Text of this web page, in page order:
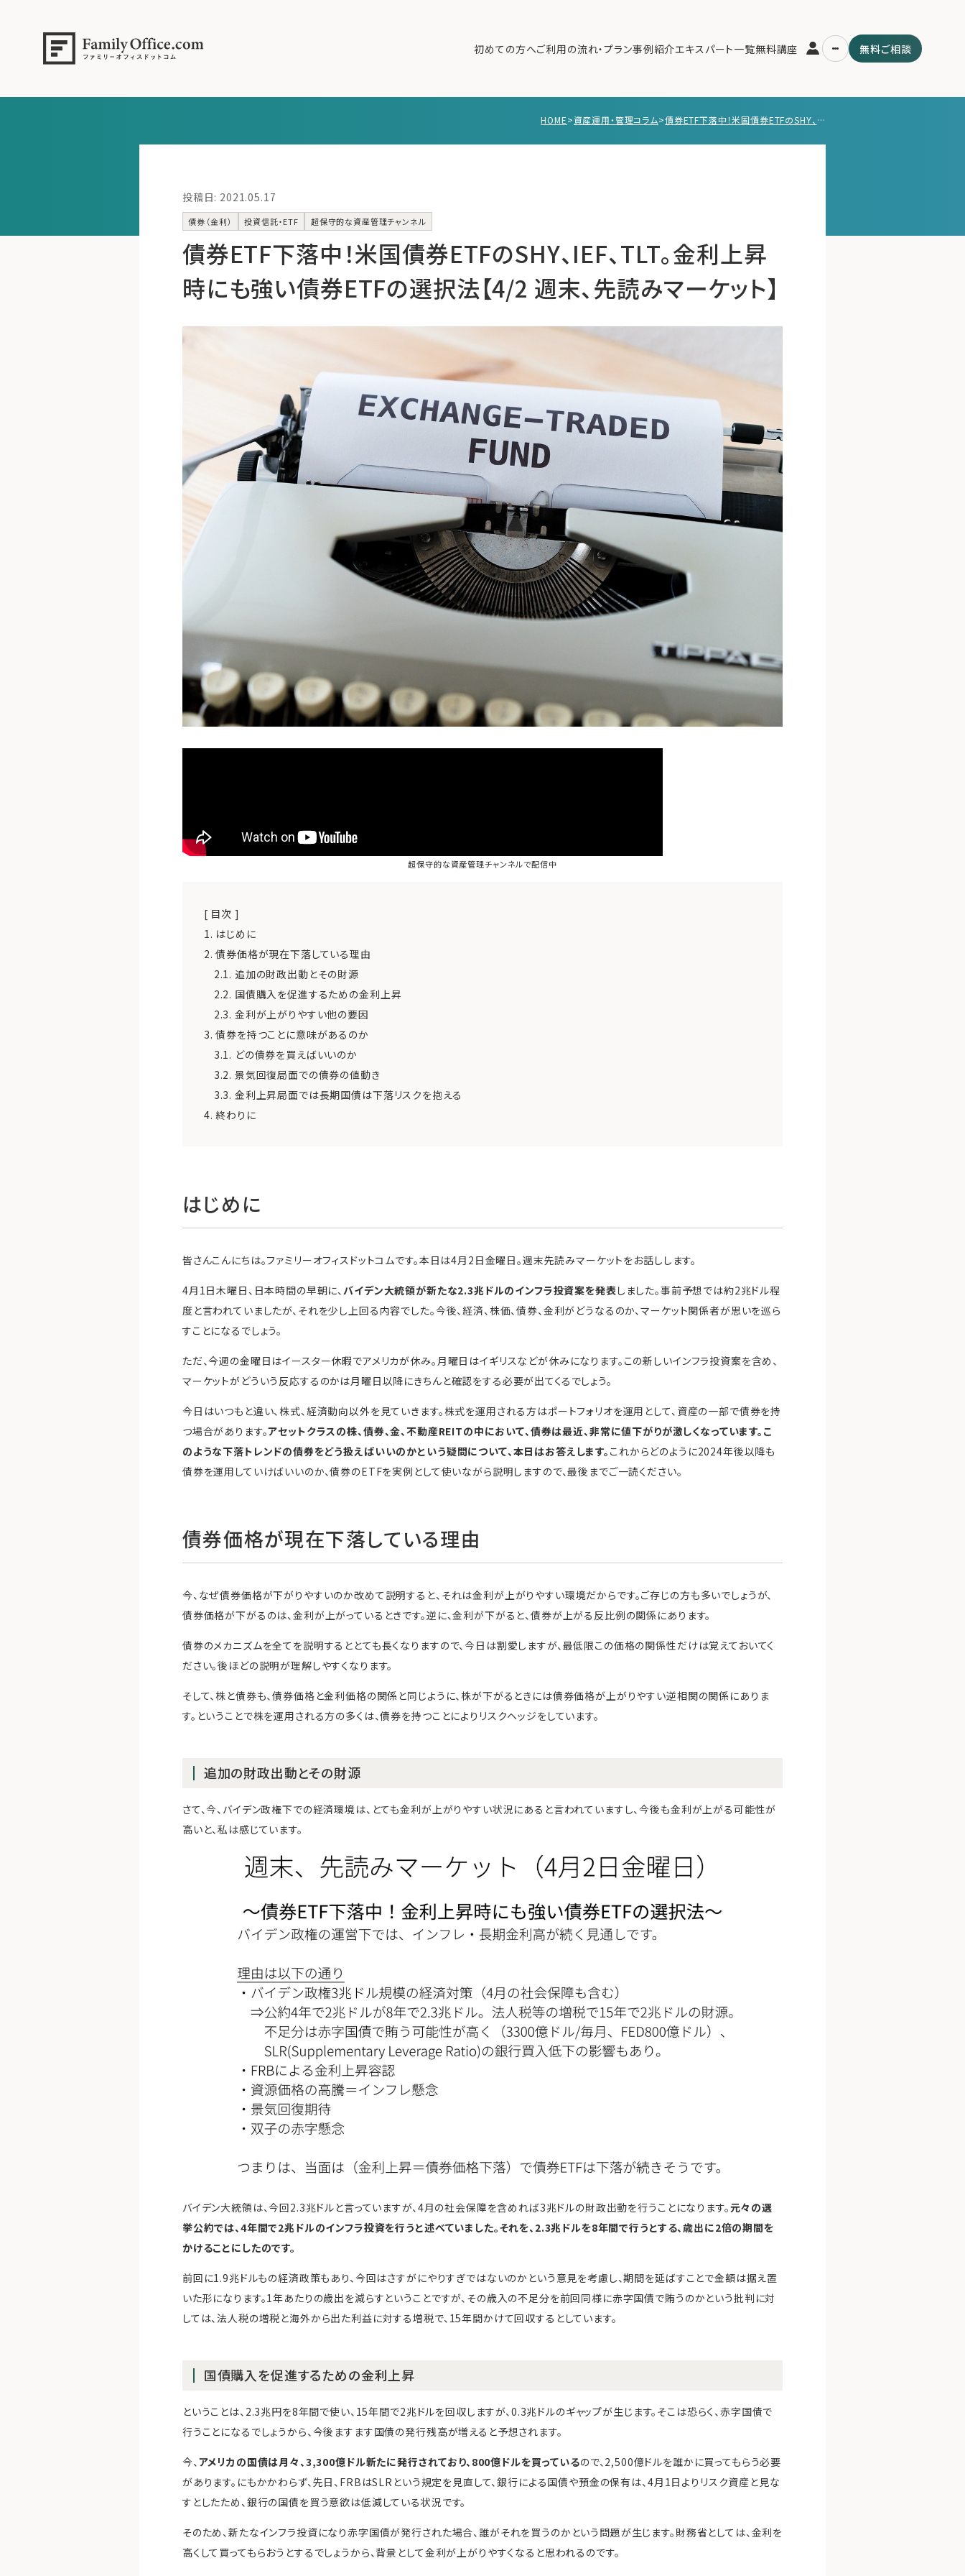
初めての方へご利用の流れ・プラン事例紹介エキスパート一覧無料講座 無料ご相談
HOME>資産運用・管理コラム> 債券ETF下落中！米国債券ETFのSHY、IEF、TLT。金利上昇時にも強い債券ETFの選択法【4/2 週末、先読みマーケット】
投稿日: 2021.05.17
債券（金利） 投資信託・ETF 超保守的な資産管理チャンネル
債券ETF下落中！米国債券ETFのSHY、IEF、TLT。金利上昇
時にも強い債券ETFの選択法【4/2 週末、先読みマーケット】
超保守的な資産管理チャンネルで配信中
[ 目次 ]
1. はじめに
2. 債券価格が現在下落している理由
2.1. 追加の財政出動とその財源
2.2. 国債購入を促進するための金利上昇
2.3. 金利が上がりやすい他の要因
3. 債券を持つことに意味があるのか
3.1. どの債券を買えばいいのか
3.2. 景気回復局面での債券の値動き
3.3. 金利上昇局面では長期国債は下落リスクを抱える
4. 終わりに
はじめに
皆さんこんにちは。ファミリーオフィスドットコムです。本日は4月2日金曜日。週末先読みマーケットをお話しします。
4月1日木曜日、日本時間の早朝に、バイデン大統領が新たな2.3兆ドルのインフラ投資案を発表しました。事前予想では約2兆ドル程
度と言われていましたが、それを少し上回る内容でした。今後、経済、株価、債券、金利がどうなるのか、マーケット関係者が思いを巡ら
すことになるでしょう。
ただ、今週の金曜日はイースター休暇でアメリカが休み。月曜日はイギリスなどが休みになります。この新しいインフラ投資案を含め、
マーケットがどういう反応するのかは月曜日以降にきちんと確認をする必要が出てくるでしょう。
今日はいつもと違い、株式、経済動向以外を見ていきます。株式を運用される方はポートフォリオを運用として、資産の一部で債券を持
つ場合があります。アセットクラスの株、債券、金、不動産REITの中において、債券は最近、非常に値下がりが激しくなっています。こ
のような下落トレンドの債券をどう扱えばいいのかという疑問について、本日はお答えします。 これからどのように2024年後以降も
債券を運用していけばいいのか、債券のETFを実例として使いながら説明しますので、最後までご一読ください。
債券価格が現在下落している理由
今、なぜ債券価格が下がりやすいのか改めて説明すると、それは金利が上がりやすい環境だからです。ご存じの方も多いでしょうが、
債券価格が下がるのは、金利が上がっているときです。逆に、金利が下がると、債券が上がる反比例の関係にあります。
債券のメカニズムを全てを説明するととても長くなりますので、今日は割愛しますが、最低限この価格の関係性だけは覚えておいてく
ださい。後ほどの説明が理解しやすくなります。
そして、株と債券も、債券価格と金利価格の関係と同じように、株が下がるときには債券価格が上がりやすい逆相関の関係にありま
す。ということで株を運用される方の多くは、債券を持つことによりリスクヘッジをしています。
追加の財政出動とその財源
さて、今、バイデン政権下での経済環境は、とても金利が上がりやすい状況にあると言われていますし、今後も金利が上がる可能性が
高いと、私は感じています。
バイデン大統領は、今回2.3兆ドルと言っていますが、4月の社会保障を含めれば3兆ドルの財政出動を行うことになります。元々の選
挙公約では、4年間で2兆ドルのインフラ投資を行うと述べていました。それを、2.3兆ドルを8年間で行うとする、歳出に2倍の期間を
かけることにしたのです。
前回に1.9兆ドルもの経済政策もあり、今回はさすがにやりすぎではないのかという意見を考慮し、期間を延ばすことで金額は据え置
いた形になります。1年あたりの歳出を減らすということですが、その歳入の不足分を前回同様に赤字国債で賄うのかという批判に対
しては、法人税の増税と海外から出た利益に対する増税で、15年間かけて回収するとしています。
国債購入を促進するための金利上昇
ということは、2.3兆円を8年間で使い、15年間で2兆ドルを回収しますが、0.3兆ドルのギャップが生じます。そこは恐らく、赤字国債で
行うことになるでしょうから、今後ますます国債の発行残高が増えると予想されます。
今、 アメリカの国債は月々、3,300億ドル新たに発行されており、800億ドルを買っているので、2,500億ドルを誰かに買ってもらう必要
があります。にもかかわらず、先日、FRBはSLRという規定を見直して、銀行による国債や預金の保有は、4月1日よりリスク資産と見な
すとしたため、銀行の国債を買う意欲は低減している状況です。
そのため、新たなインフラ投資になり赤字国債が発行された場合、誰がそれを買うのかという問題が生じます。財務省としては、金利を
高くして買ってもらおうとするでしょうから、背景として金利が上がりやすくなると思われるのです。